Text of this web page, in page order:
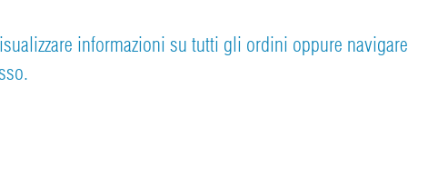
informazioni su tutti gli ordini oppure navigare